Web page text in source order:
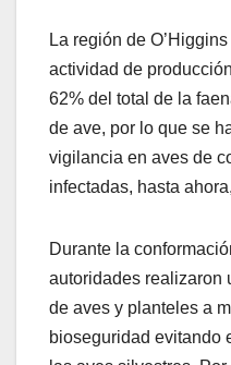
La región de
actividad de
62% del total de la
de ave, por lo que se
vigilancia en aves de
infectadas, hasta
Durante la
autoridades realizaron
de aves y planteles a
bioseguridad evitando